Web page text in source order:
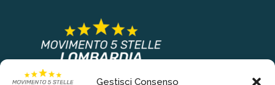
Gestisci Consenso